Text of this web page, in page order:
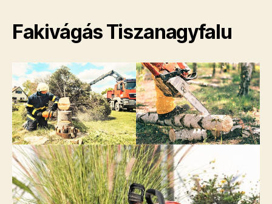
Fakivágás Tiszanagyfalu